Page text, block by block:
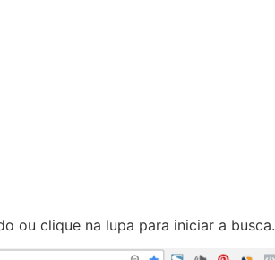
ou clique na lupa para iniciar a busca.